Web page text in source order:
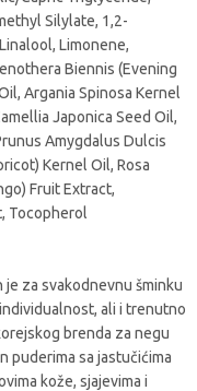
Silylate, 1,2-
Limonene,
Biennis (Evening
Argania Spinosa Kernel
Japonica Seed Oil,
Amygdalus Dulcis
Kernel Oil, Rosa
Fruit Extract,
Tocopherol
za svakodnevnu šminku
ali i trenutno
brenda za negu
puderima sa jastučićima
kože, sjajevima i